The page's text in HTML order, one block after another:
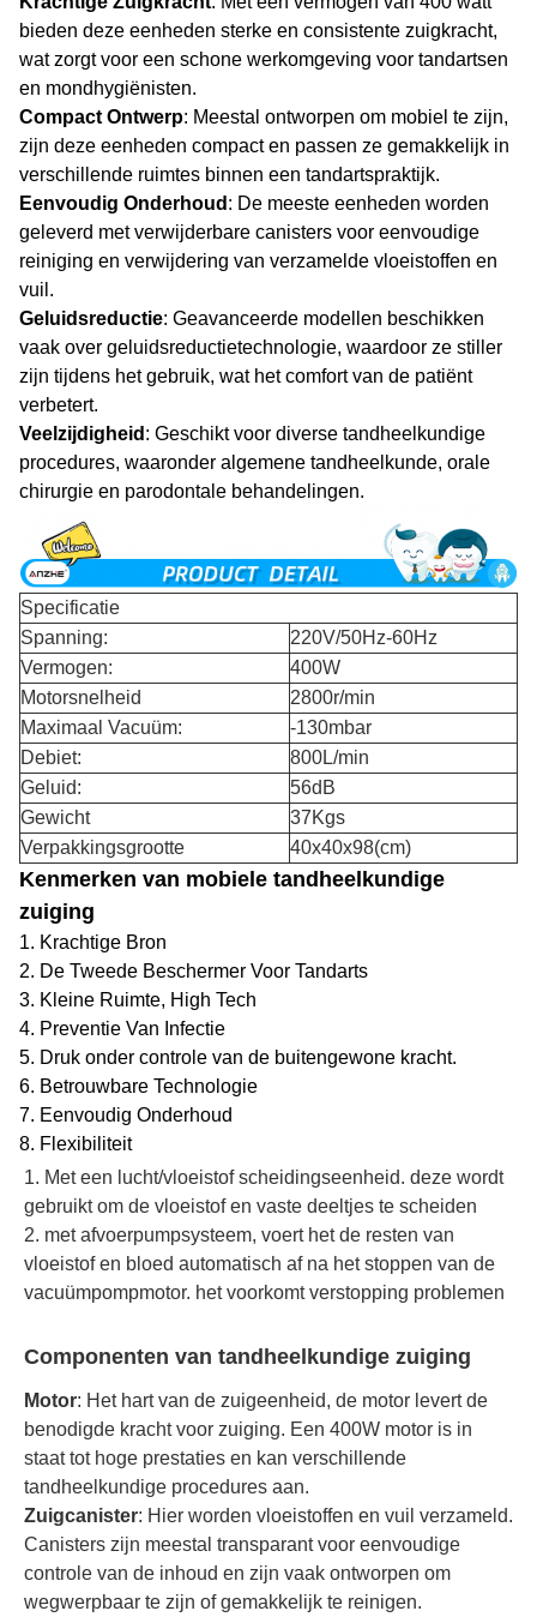
bieden deze eenheden sterke en consistente zuigkracht,
wat zorgt voor een schone werkomgeving voor tandartsen
en mondhygiënisten.
Compact Ontwerp: Meestal ontworpen om mobiel te zijn,
zijn deze eenheden compact en passen ze gemakkelijk in
verschillende ruimtes binnen een tandartspraktijk.
Eenvoudig Onderhoud : De meeste eenheden worden
geleverd met verwijderbare canisters voor eenvoudige
reiniging en verwijdering van verzamelde vloeistoffen en
vuil.
Geluidsreductie: Geavanceerde modellen beschikken
vaak over geluidsreductietechnologie, waardoor ze stiller
zijn tijdens het gebruik, wat het comfort van de patiënt
verbetert.
Veelzijdigheid : Geschikt voor diverse tandheelkundige
procedures, waaronder algemene tandheelkunde, orale
chirurgie en parodontale behandelingen.
Specificatie
Spanning:
220V/50Hz-60Hz
Vermogen:
400W
Motorsnelheid
2800r/min
Maximaal Vacuüm:
-130mbar
Debiet:
800L/min
Geluid:
56dB
Gewicht
37Kgs
Verpakkingsgrootte
40x40x98(cm)
Kenmerken van mobiele tandheelkundige
zuiging
1. Krachtige Bron
2. De Tweede Beschermer Voor Tandarts
3. Kleine Ruimte, High Tech
4. Preventie Van Infectie
5. Druk onder controle van de buitengewone kracht.
6. Betrouwbare Technologie
7. Eenvoudig Onderhoud
8. Flexibiliteit
1. Met een lucht/vloeistof scheidingseenheid. deze wordt
gebruikt om de vloeistof en vaste deeltjes te scheiden
2. met afvoerpumpsysteem, voert het de resten van
vloeistof en bloed automatisch af na het stoppen van de
vacuümpompmotor. het voorkomt verstopping problemen
Componenten van tandheelkundige zuiging
Motor: Het hart van de zuigeenheid, de motor levert de
benodigde kracht voor zuiging. Een 400W motor is in
staat tot hoge prestaties en kan verschillende
tandheelkundige procedures aan.
Zuigcanister: Hier worden vloeistoffen en vuil verzameld.
Canisters zijn meestal transparant voor eenvoudige
controle van de inhoud en zijn vaak ontworpen om
wegwerpbaar te zijn of gemakkelijk te reinigen.